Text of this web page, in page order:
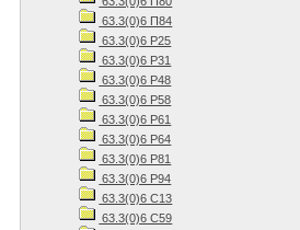
63.3(0)6 П84
63.3(0)6 Р25
63.3(0)6 Р31
63.3(0)6 Р48
63.3(0)6 Р58
63.3(0)6 Р61
63.3(0)6 Р64
63.3(0)6 Р81
63.3(0)6 Р94
63.3(0)6 С13
63.3(0)6 С59